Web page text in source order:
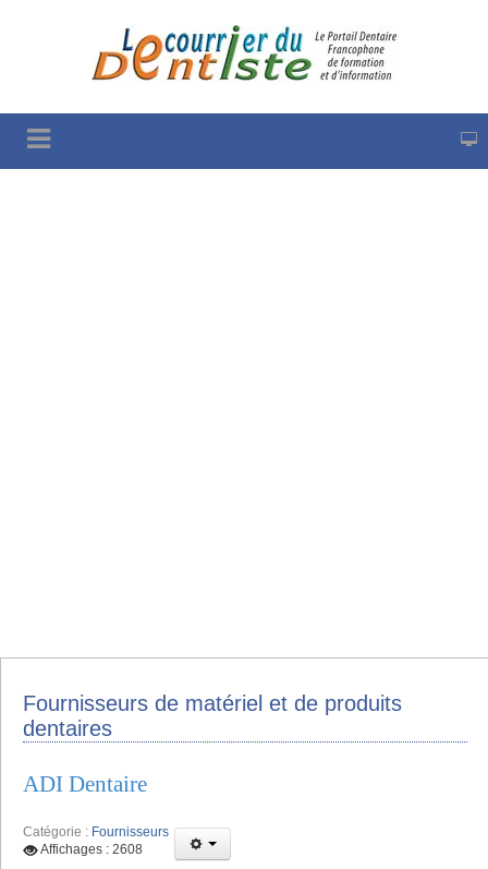
Fournisseurs de matériel et de produits
dentaires
ADI Dentaire
Catégorie : Fournisseurs
Affichages : 2608